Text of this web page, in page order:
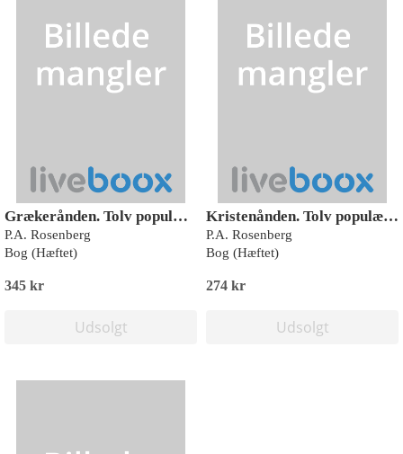
Grækerånden. Tolv populære foredrag over åndshistorie
P.A. Rosenberg
Bog (Hæftet)
345 kr
Udsolgt
Kristenånden. Tolv populære foredrag over åndshistorie
P.A. Rosenberg
Bog (Hæftet)
274 kr
Udsolgt